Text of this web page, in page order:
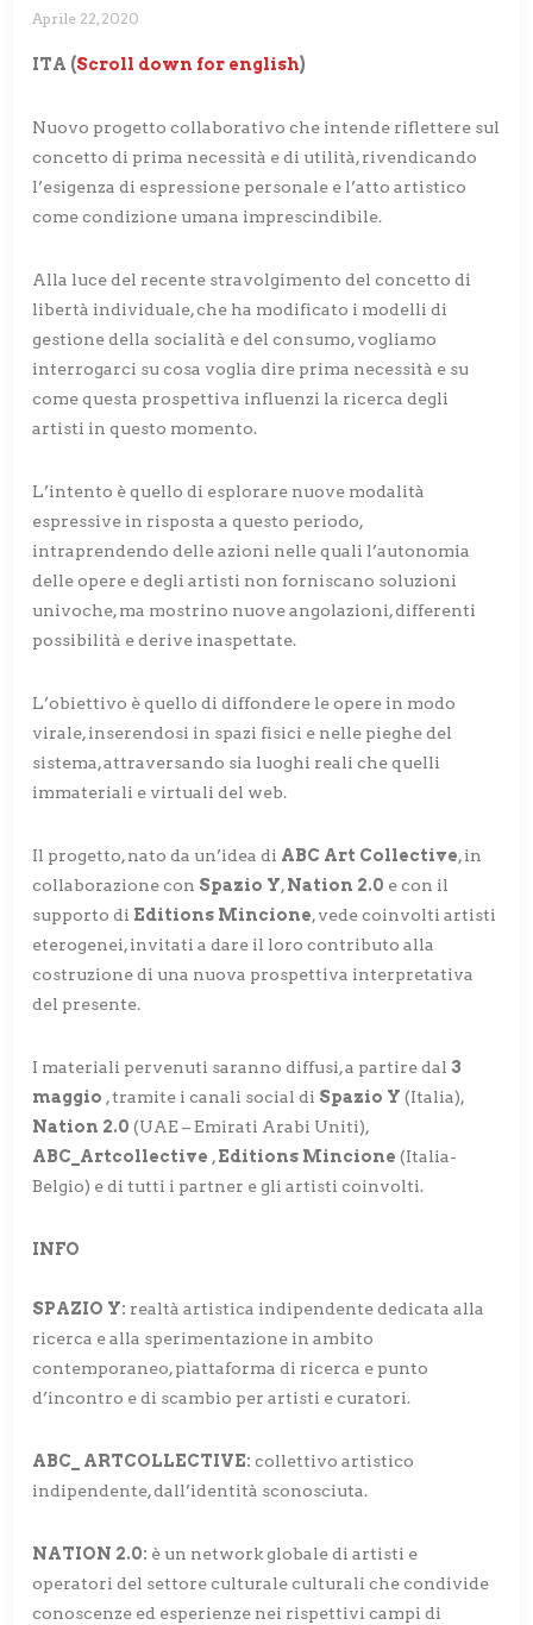
Aprile 22, 2020
ITA (Scroll down for english)
Nuovo progetto collaborativo che intende riflettere sul
concetto di prima necessità e di utilità, rivendicando
l’esigenza di espressione personale e l’atto artistico
come condizione umana imprescindibile.
Alla luce del recente stravolgimento del concetto di
libertà individuale, che ha modificato i modelli di
gestione della socialità e del consumo, vogliamo
interrogarci su cosa voglia dire prima necessità e su
come questa prospettiva influenzi la ricerca degli
artisti in questo momento.
L’intento è quello di esplorare nuove modalità
espressive in risposta a questo periodo,
intraprendendo delle azioni nelle quali l’autonomia
delle opere e degli artisti non forniscano soluzioni
univoche, ma mostrino nuove angolazioni, differenti
possibilità e derive inaspettate.
L’obiettivo è quello di diffondere le opere in modo
virale, inserendosi in spazi fisici e nelle pieghe del
sistema, attraversando sia luoghi reali che quelli
immateriali e virtuali del web.
Il progetto, nato da un’idea di ABC Art Collective, in
collaborazione con Spazio Y,Nation 2.0 e con il
supporto di Editions Mincione, vede coinvolti artisti
eterogenei, invitati a dare il loro contributo alla
costruzione di una nuova prospettiva interpretativa
del presente.
I materiali pervenuti saranno diffusi, a partire dal 3
maggio , tramite i canali social di Spazio Y(Italia),
Nation 2.0 (UAE – Emirati Arabi Uniti),
ABC_Artcollective ,Editions Mincione (Italia-
Belgio) e di tutti i partner e gli artisti coinvolti.
INFO
SPAZIO Y: realtà artistica indipendente dedicata alla
ricerca e alla sperimentazione in ambito
contemporaneo, piattaforma di ricerca e punto
d’incontro e di scambio per artisti e curatori.
ABC_ ARTCOLLECTIVE: collettivo artistico
indipendente, dall’identità sconosciuta.
NATION 2.0: è un network globale di artisti e
operatori del settore culturale culturali che condivide
conoscenze ed esperienze nei rispettivi campi di